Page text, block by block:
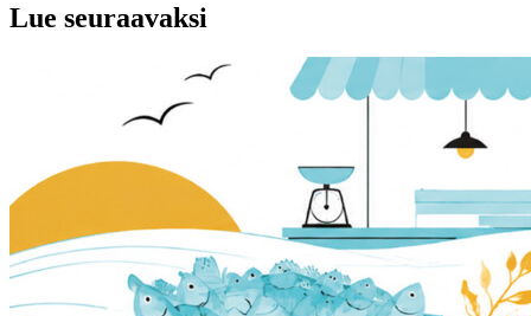
Lue seuraavaksi